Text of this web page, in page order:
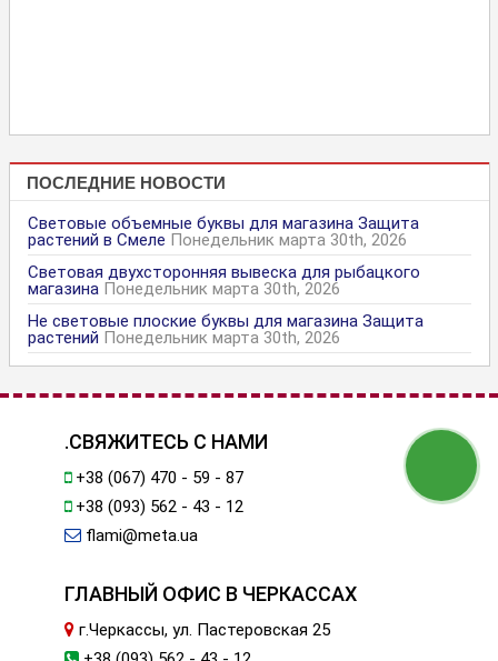
ПОСЛЕДНИЕ НОВОСТИ
Световые объемные буквы для магазина Защита
растений в Смеле Понедельник марта 30th, 2026
Световая двухсторонняя вывеска для рыбацкого
магазина Понедельник марта 30th, 2026
Не световые плоские буквы для магазина Защита
растений Понедельник марта 30th, 2026
.СВЯЖИТЕСЬ С НАМИ
+38 (067) 470 - 59 - 87
+38 (093) 562 - 43 - 12
flami@meta.ua
ГЛАВНЫЙ ОФИС В ЧЕРКАССАХ
г.Черкассы, ул. Пастеровская 25